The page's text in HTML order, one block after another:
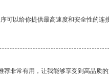
可以给你提供最高速度和安全性的连
荐非常有用，让我能够享受到高品质的